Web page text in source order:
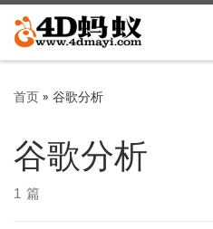
Skip to content
首页» 谷歌分析
谷歌分析
1 篇